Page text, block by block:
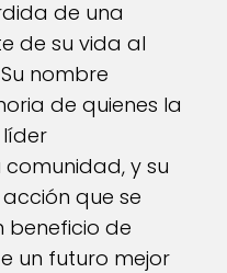
de una
de su vida al
nombre
de quienes la
y su
que se
beneficio de
un futuro mejor